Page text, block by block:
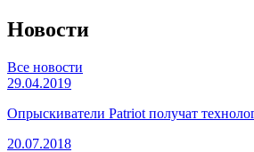
Новости
Все новости
29.04.2019
Опрыскиватели Patriot получат
20.07.2018